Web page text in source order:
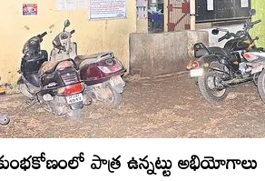
పాత్ర ఉన్నట్టు అభియోగాలు